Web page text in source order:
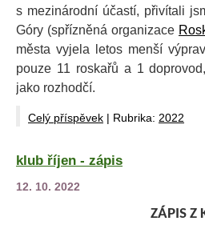
s mezinárodní účastí, přivítali
Góry (spřízněná organizace
města vyjela letos menší
pouze 11 roskařů a 1
jako rozhodčí.
Celý příspěvek | Rubrika: 2022
klub říjen - zápis
12. 10. 2022
ZÁPIS Z